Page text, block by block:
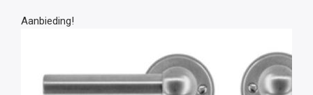
Aanbieding!